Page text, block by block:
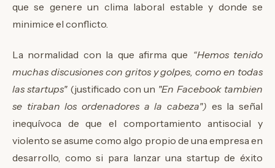
que se genere un clima laboral estable y donde se
minimice el conflicto.
La normalidad con la que afirma que “Hemos tenido
muchas discusiones con gritos y golpes, como en todas
las startups" (justificado con un "En Facebook tambien
se tiraban los ordenadores a la cabeza") es la señal
inequívoca de que el comportamiento antisocial y
violento se asume como algo propio de una empresa en
desarrollo, como si para lanzar una startup de éxito